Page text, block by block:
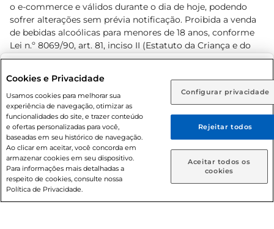
Rio de Janeiro (RJ) Goiás (GO)
Ou
Caso queira comprar online, informe como deseja receber
suas compras:
Entrega em casa Retire em Loja
o e-commerce e válidos durante o dia de hoje, podendo
sofrer alterações sem prévia notificação. Proibida a venda
de bebidas alcoólicas para menores de 18 anos, conforme
Lei n.º 8069/90, art. 81, inciso II (Estatuto da Criança e do
Adolescente). Preços e condições exclusivos para o
prévio. O valor mínimo para as compras on-line é de R$
80,00.
© 2026 Copyright. Todos os direitos
reservados Prezunic.
Cookies e Privacidade
Usamos cookies para melhorar sua
experiência de navegação, otimizar as
funcionalidades do site, e trazer conteúdo
e ofertas personalizadas para você,
baseadas em seu histórico de navegação.
Ao clicar em aceitar, você concorda em
armazenar cookies em seu dispositivo.
Para informações mais detalhadas a
respeito de cookies, consulte nossa
Política de Privacidade.
Configurar privacidade
Rejeitar todos
Aceitar todos os
cookies